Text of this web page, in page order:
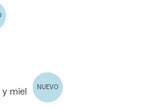
miel NUEVO